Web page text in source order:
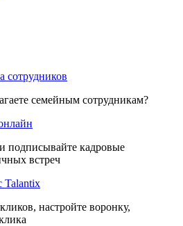
сотрудников
семейным сотрудникам?
подписывайте кадровые
встреч
Talantix
настройте воронку,